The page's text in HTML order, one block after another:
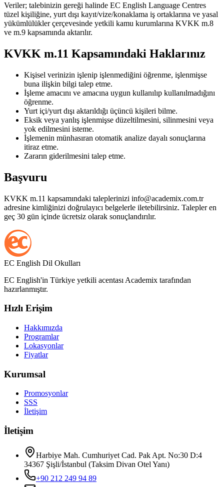
Veriler; talebinizin gereği halinde EC English Language Centres
tüzel kişiliğine, yurt dışı kayıt/vize/konaklama iş ortaklarına ve yasal
yükümlülükler çerçevesinde yetkili kamu kurumlarına KVKK m.8
ve m.9 kapsamında aktarılır.
KVKK m.11 Kapsamındaki Haklarınız
Kişisel verinizin işlenip işlenmediğini öğrenme, işlenmişse
buna ilişkin bilgi talep etme.
İşleme amacını ve amacına uygun kullanılıp kullanılmadığını
öğrenme.
Yurt içi/yurt dışı aktarıldığı üçüncü kişileri bilme.
Eksik veya yanlış işlenmişse düzeltilmesini, silinmesini veya
yok edilmesini isteme.
İşlemenin münhasıran otomatik analize dayalı sonuçlarına
itiraz etme.
Zararın giderilmesini talep etme.
Başvuru
KVKK m.11 kapsamındaki taleplerinizi info@academix.com.tr
adresine kimliğinizi doğrulayıcı belgelerle iletebilirsiniz. Talepler en
geç 30 gün içinde ücretsiz olarak sonuçlandırılır.
EC English Dil Okulları
EC English'in Türkiye yetkili acentası Academix tarafından
hazırlanmıştır.
Hızlı Erişim
Hakkımızda
Programlar
Lokasyonlar
Fiyatlar
Kurumsal
Promosyonlar
SSS
İletişim
İletişim
Harbiye Mah. Cumhuriyet Cad. Pak Apt. No:30 D:4
34367 Şişli/İstanbul (Taksim Divan Otel Yanı)
+90 212 249 94 89